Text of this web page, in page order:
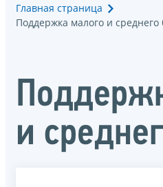
Главная страница
Поддержка малого и среднего
и